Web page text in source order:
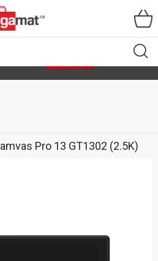
Pro 13 GT1302 (2.5K)